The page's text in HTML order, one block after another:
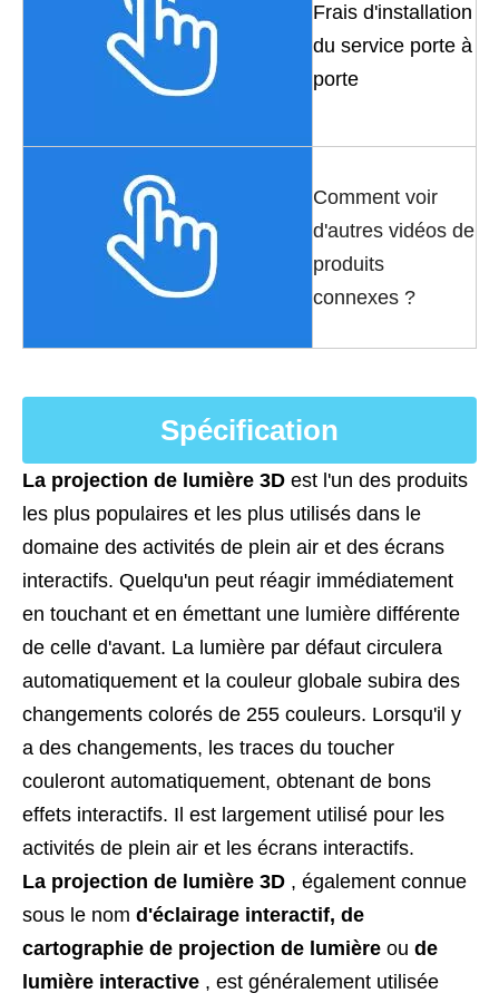
Frais d'installation
du service porte à
porte
Comment voir
d'autres vidéos de
produits
connexes ?
Spécification
La projection de lumière 3D est l'un des produits
les plus populaires et les plus utilisés dans le
domaine des activités de plein air et des écrans
interactifs. Quelqu'un peut réagir immédiatement
en touchant et en émettant une lumière différente
de celle d'avant. La lumière par défaut circulera
automatiquement et la couleur globale subira des
changements colorés de 255 couleurs. Lorsqu'il y
a des changements, les traces du toucher
couleront automatiquement, obtenant de bons
effets interactifs. Il est largement utilisé pour les
activités de plein air et les écrans interactifs.
La projection de lumière 3D , également connue
sous le nom d'éclairage interactif, de
cartographie de projection de lumière ou de
lumière interactive , est généralement utilisée